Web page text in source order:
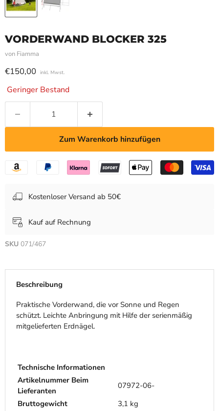
VORDERWAND BLOCKER 325
von Fiamma
Aktueller Preis
€150,00 inkl. Mwst.
Geringer Bestand
Zum Warenkorb hinzufügen
Kostenloser Versand ab 50€
Kauf auf Rechnung
SKU 071/467
Beschreibung
Praktische Vorderwand, die vor Sonne und Regen
schützt. Leichte Anbringung mit Hilfe der serienmäßig
mitgelieferten Erdnägel.
Technische Informationen
Artikelnummer Beim
Lieferanten
07972-06-
Bruttogewicht
3,1 kg